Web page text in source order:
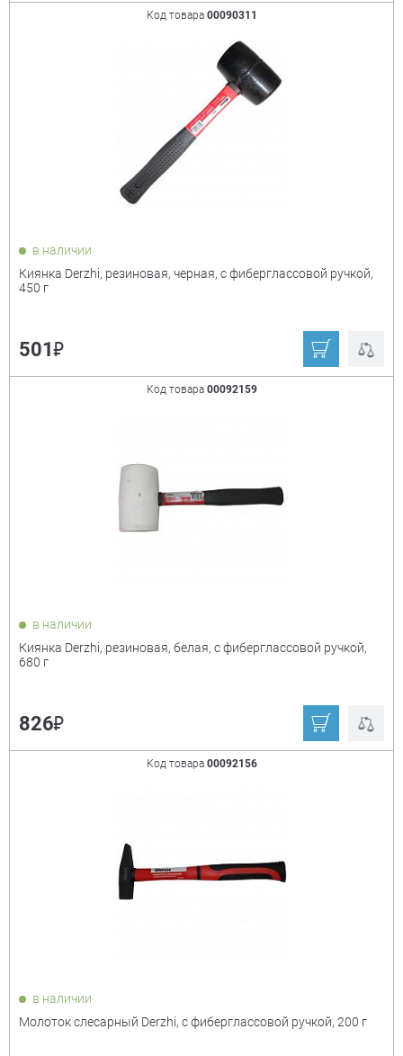
Код товара 00090311
в наличии
Киянка Derzhi, резиновая, черная, с фиберглассовой ручкой,
450 г
501₽
Код товара 00092159
в наличии
Киянка Derzhi, резиновая, белая, с фиберглассовой ручкой,
680 г
826₽
Код товара 00092156
в наличии
Молоток слесарный Derzhi, с фиберглассовой ручкой, 200 г